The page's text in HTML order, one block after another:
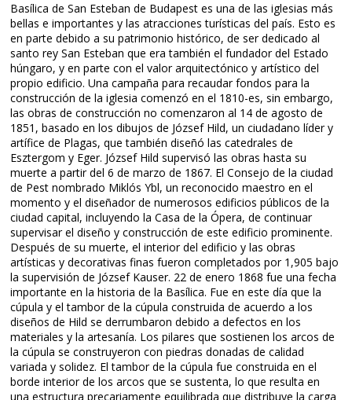
Basílica de San Esteban de Budapest es una de las iglesias más
bellas e importantes y las atracciones turísticas del país. Esto es
en parte debido a su patrimonio histórico, de ser dedicado al
santo rey San Esteban que era también el fundador del Estado
húngaro, y en parte con el valor arquitectónico y artístico del
propio edificio. Una campaña para recaudar fondos para la
construcción de la iglesia comenzó en el 1810-es, sin embargo,
las obras de construcción no comenzaron al 14 de agosto de
1851, basado en los dibujos de József Hild, un ciudadano líder y
artífice de Plagas, que también diseñó las catedrales de
Esztergom y Eger. József Hild supervisó las obras hasta su
muerte a partir del 6 de marzo de 1867. El Consejo de la ciudad
de Pest nombrado Miklós Ybl, un reconocido maestro en el
momento y el diseñador de numerosos edificios públicos de la
ciudad capital, incluyendo la Casa de la Ópera, de continuar
supervisar el diseño y construcción de este edificio prominente.
Después de su muerte, el interior del edificio y las obras
artísticas y decorativas finas fueron completados por 1,905 bajo
la supervisión de József Kauser. 22 de enero 1868 fue una fecha
importante en la historia de la Basílica. Fue en este día que la
cúpula y el tambor de la cúpula construida de acuerdo a los
diseños de Hild se derrumbaron debido a defectos en los
materiales y la artesanía. Los pilares que sostienen los arcos de
la cúpula se construyeron con piedras donadas de calidad
variada y solidez. El tambor de la cúpula fue construida en el
borde interior de los arcos que se sustenta, lo que resulta en
una estructura precariamente equilibrada que distribuye la carga